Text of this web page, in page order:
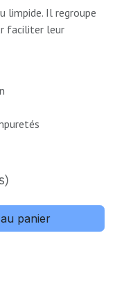
limpide. Il regroupe
faciliter leur
panier